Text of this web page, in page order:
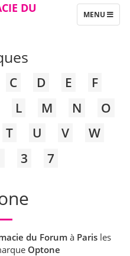
DU
TOGGLE
NAVIGATION
MENU
C D E
F
L M N
O
T U V
W
3 7
du Forum à Paris les
Optone